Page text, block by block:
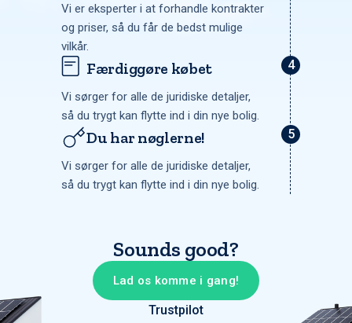
Vi er eksperter i at forhandle kontrakter
og priser, så du får de bedst mulige
vilkår.
Færdiggøre købet
Vi sørger for alle de juridiske detaljer,
så du trygt kan flytte ind i din nye bolig.
Du har nøglerne!
Vi sørger for alle de juridiske detaljer,
så du trygt kan flytte ind i din nye bolig.
Sounds good?
Lad os komme i gang!
Trustpilot